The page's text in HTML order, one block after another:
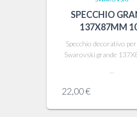
SPECCHIO
137X87MM
Specchio decorativo
Swarovski grande
22,00€